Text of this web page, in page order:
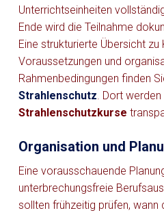
Unterrichtseinheiten
Ende wird die Teilnahme
Eine strukturierte Übersicht zu
Voraussetzungen und
Rahmenbedingungen finden
Strahlenschutz . Dort
Strahlenschutzkurse
Organisation und
Eine vorausschauende
unterbrechungsfreie
sollten frühzeitig prüfen, wann